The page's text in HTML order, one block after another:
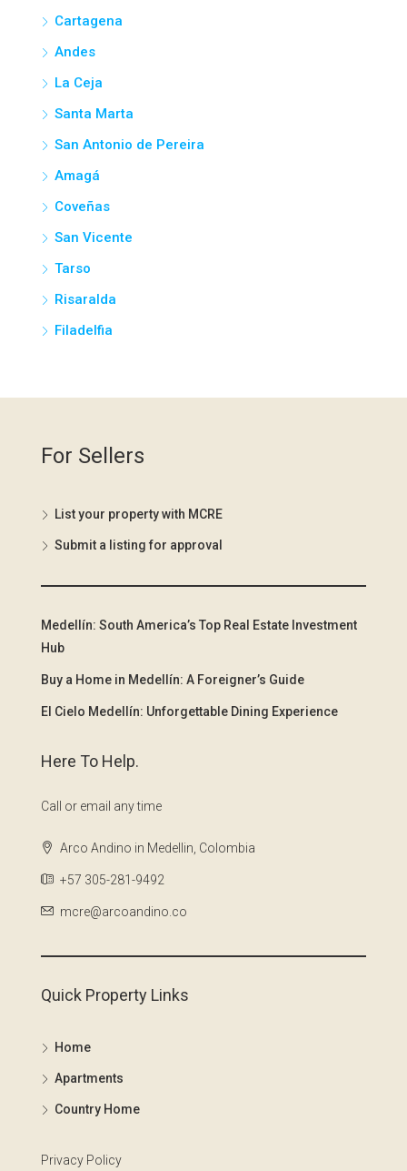
Cartagena
Andes
La Ceja
Santa Marta
San Antonio de Pereira
Amagá
Coveñas
San Vicente
Tarso
Risaralda
Filadelfia
For Sellers
List your property with MCRE
Submit a listing for approval
Medellín: South America’s Top Real Estate Investment
Hub
Buy a Home in Medellín: A Foreigner’s Guide
El Cielo Medellín: Unforgettable Dining Experience
Here To Help.
Call or email any time
Arco Andino in Medellin, Colombia
+57 305-281-9492
mcre@arcoandino.co
Quick Property Links
Home
Apartments
Country Home
Privacy Policy